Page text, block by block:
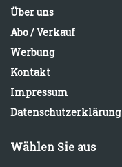
Über uns
Abo / Verkauf
Werbung
Kontakt
Impressum
Datenschutzerklärung
Wählen Sie aus